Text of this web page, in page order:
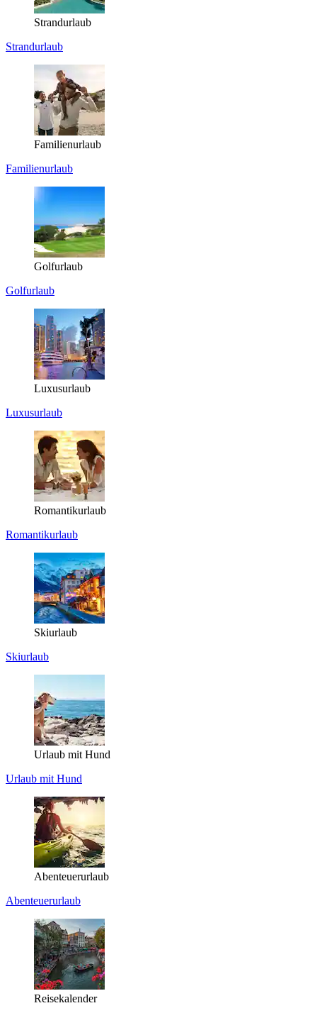
Strandurlaub
Strandurlaub
Familienurlaub
Familienurlaub
Golfurlaub
Golfurlaub
Luxusurlaub
Luxusurlaub
Romantikurlaub
Romantikurlaub
Skiurlaub
Skiurlaub
Urlaub mit Hund
Urlaub mit Hund
Abenteuerurlaub
Abenteuerurlaub
Reisekalender